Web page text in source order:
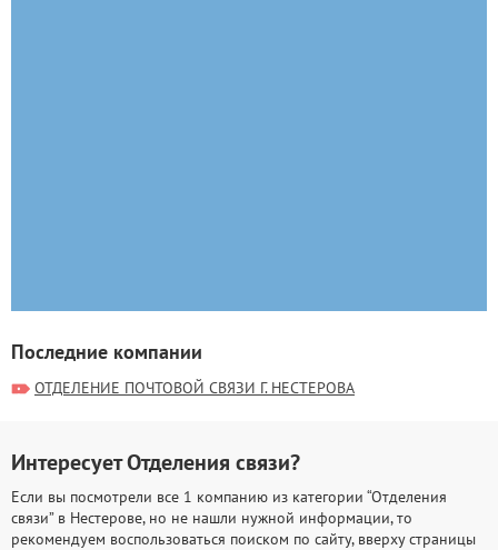
Последние компании
ОТДЕЛЕНИЕ ПОЧТОВОЙ СВЯЗИ Г. НЕСТЕРОВА
Интересует Отделения связи?
Если вы посмотрели все 1 компанию из категории “Отделения
связи” в Нестерове, но не нашли нужной информации, то
рекомендуем воспользоваться поиском по сайту, вверху страницы